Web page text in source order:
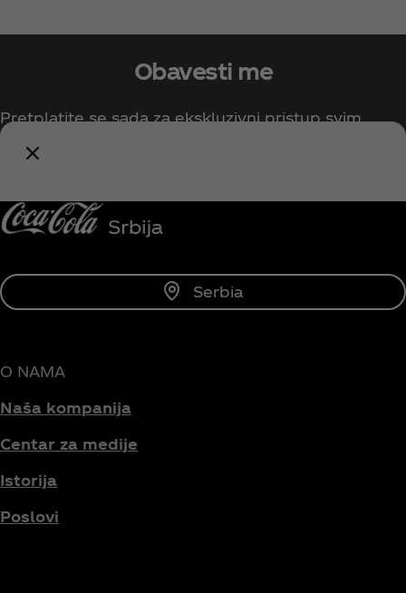
Obavesti me
Pretplatite se sada za ekskluzivni pristup svim
Serbia
O NAMA
Naša kompanija
Centar za medije
Istorija
Poslovi